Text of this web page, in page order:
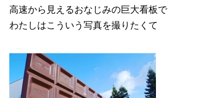
高速から見えるおなじみの巨大看板で
わたしはこういう写真を撮りたくて